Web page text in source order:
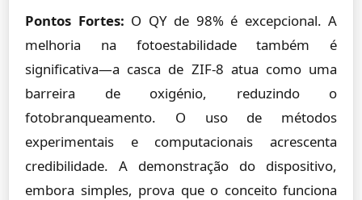
Pontos Fortes: O QY de 98% é excepcional. A
melhoria na fotoestabilidade também é
significativa—a casca de ZIF-8 atua como uma
barreira de oxigénio, reduzindo o
fotobranqueamento. O uso de métodos
experimentais e computacionais acrescenta
credibilidade. A demonstração do dispositivo,
embora simples, prova que o conceito funciona